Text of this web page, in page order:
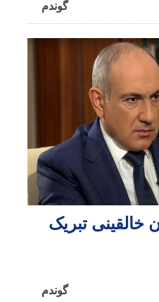
گوندم
خالقینی تبریک
گوندم